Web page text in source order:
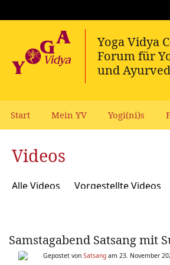
Start Mein YV Yogi(ni)s
Videos
Alle Videos Vorgestellte Videos
Samstagabend Satsang mit
Gepostet von Satsang am 23. November